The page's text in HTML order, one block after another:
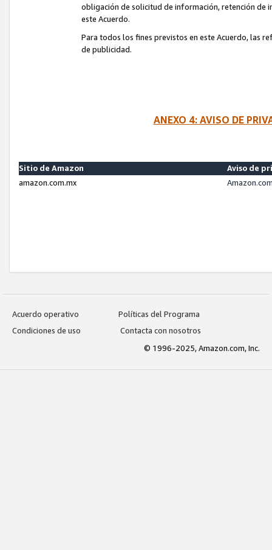
obligación de solicitud de información, retención de
este Acuerdo.
Para todos los fines previstos en este Acuerdo, las
de publicidad.
ANEXO 4: AVISO DE
Sitio de Amazon
Aviso de
amazon.com.mx
Acuerdo operativo
Políticas del Programa
Condiciones de uso
Contacta con nosotros
© 1996-2025, Amazon.com, Inc.